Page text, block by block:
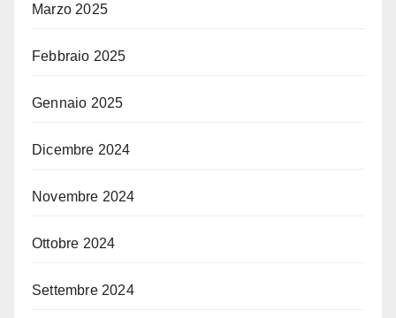
Marzo 2025
Febbraio 2025
Gennaio 2025
Dicembre 2024
Novembre 2024
Ottobre 2024
Settembre 2024